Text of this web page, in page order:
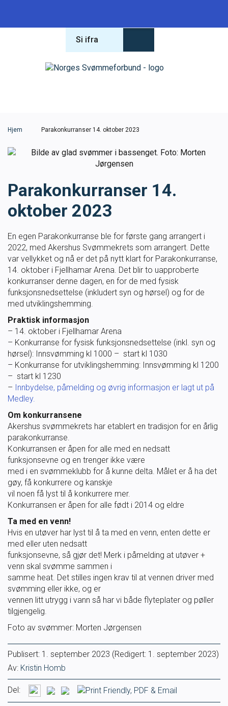
Forbundet
Varsling
Antidoping
Konferanse 2026
Masterclass
Klubbdrift
Klubbutvikling
For trenere
Tips og råd for utøvere og trenere
Utdanning
Blogg
Barneidrett
Ungdomsidrett
Para svømmeidrett for alle
Bredde og folkehelse
Skolesvømming
Svømmeanlegg
Ledige stillinger
SVØM LANGT
Si ifra
Hjem Parakonkurranser 14. oktober 2023
Parakonkurranser 14.
oktober 2023
En egen Parakonkurranse ble for første gang arrangert i
2022, med Akershus Svømmekrets som arrangert. Dette
var vellykket og nå er det på nytt klart for Parakonkurranse,
14. oktober i Fjellhamar Arena. Det blir to uapproberte
konkurranser denne dagen, en for de med fysisk
funksjonsnedsettelse (inkludert syn og hørsel) og for de
med utviklingshemming.
Praktisk informasjon
– 14. oktober i Fjellhamar Arena
– Konkurranse for fysisk funksjonsnedsettelse (inkl. syn og
hørsel): Innsvømming kl 1000 – start kl 1030
– Konkurranse for utviklingshemming: Innsvømming kl 1200
– start kl 1230
– Innbydelse, påmelding og øvrig informasjon er lagt ut på
Medley.
Om konkurransene
Akershus svømmekrets har etablert en tradisjon for en årlig
parakonkurranse.
Konkurransen er åpen for alle med en nedsatt
funksjonsevne og en trenger ikke være
med i en svømmeklubb for å kunne delta. Målet er å ha det
gøy, få konkurrere og kanskje
vil noen få lyst til å konkurrere mer.
Konkurransen er åpen for alle født i 2014 og eldre
Ta med en venn!
Hvis en utøver har lyst til å ta med en venn, enten dette er
med eller uten nedsatt
funksjonsevne, så gjør det! Merk i påmelding at utøver +
venn skal svømme sammen i
samme heat. Det stilles ingen krav til at vennen driver med
svømming eller ikke, og er
vennen litt utrygg i vann så har vi både flyteplater og pøller
tilgjengelig.
Foto av svømmer: Morten Jørgensen
Publisert: 1. september 2023 (Redigert: 1. september 2023)
Av: Kristin Homb
Del: